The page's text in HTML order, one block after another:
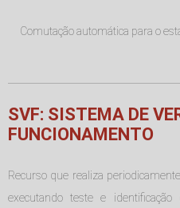
Comutação automática para o
SVF: SISTEMA DE
FUNCIONAMENTO
Recurso que realiza
executando teste e